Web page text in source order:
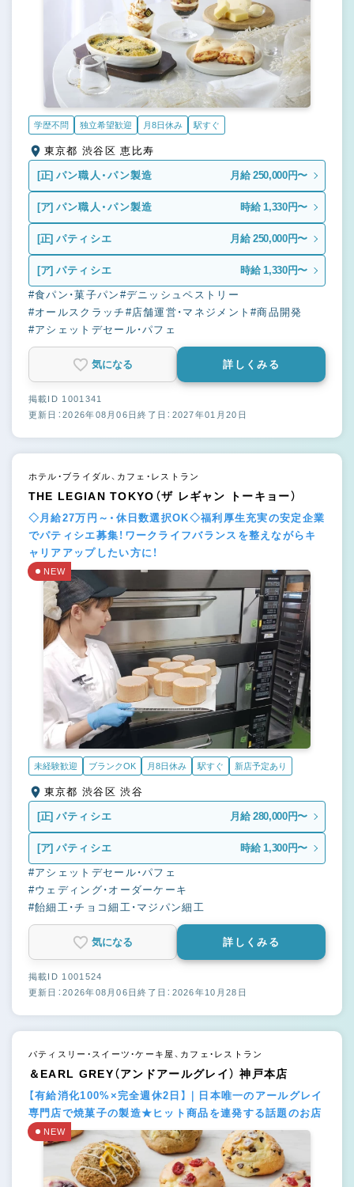
学歴不問 独立希望歓迎 月8日休み 駅すぐ
東京都 渋谷区 恵比寿
[正] パン職人・パン製造 月給 250,000円〜
[ア] パン職人・パン製造 時給 1,330円〜
[正] パティシエ 月給 250,000円〜
[ア] パティシエ 時給 1,330円〜
#食パン・菓子パン #デニッシュペストリー
#オールスクラッチ #店舗運営・マネジメント#商品開発
#アシェットデセール・パフェ
気になる 詳しくみる
掲載ID 1001341
更新日：2026年08月06日終了日：2027年01月20日
ホテル・ブライダル、カフェ・レストラン
THE LEGIAN TOKYO（ザ レギャン トーキョー）
◇月給27万円～・休日数選択OK◇福利厚生充実の安定企業
でパティシエ募集！ワークライフバランスを整えながらキ
ャリアアップしたい方に！
NEW
未経験歓迎 ブランクOK 月8日休み 駅すぐ 新店予定あり
東京都 渋谷区 渋谷
[正] パティシエ 月給 280,000円〜
[ア] パティシエ 時給 1,300円〜
#アシェットデセール・パフェ
#ウェディング・オーダーケーキ
#飴細工・チョコ細工・マジパン細工
気になる 詳しくみる
掲載ID 1001524
更新日：2026年08月06日終了日：2026年10月28日
パティスリー・スイーツ・ケーキ屋、カフェ・レストラン
＆EARL GREY（アンドアールグレイ） 神戸本店
【有給消化100%×完全週休2日】｜日本唯一のアールグレイ
専門店で焼菓子の製造★ヒット商品を連発する話題のお店
NEW